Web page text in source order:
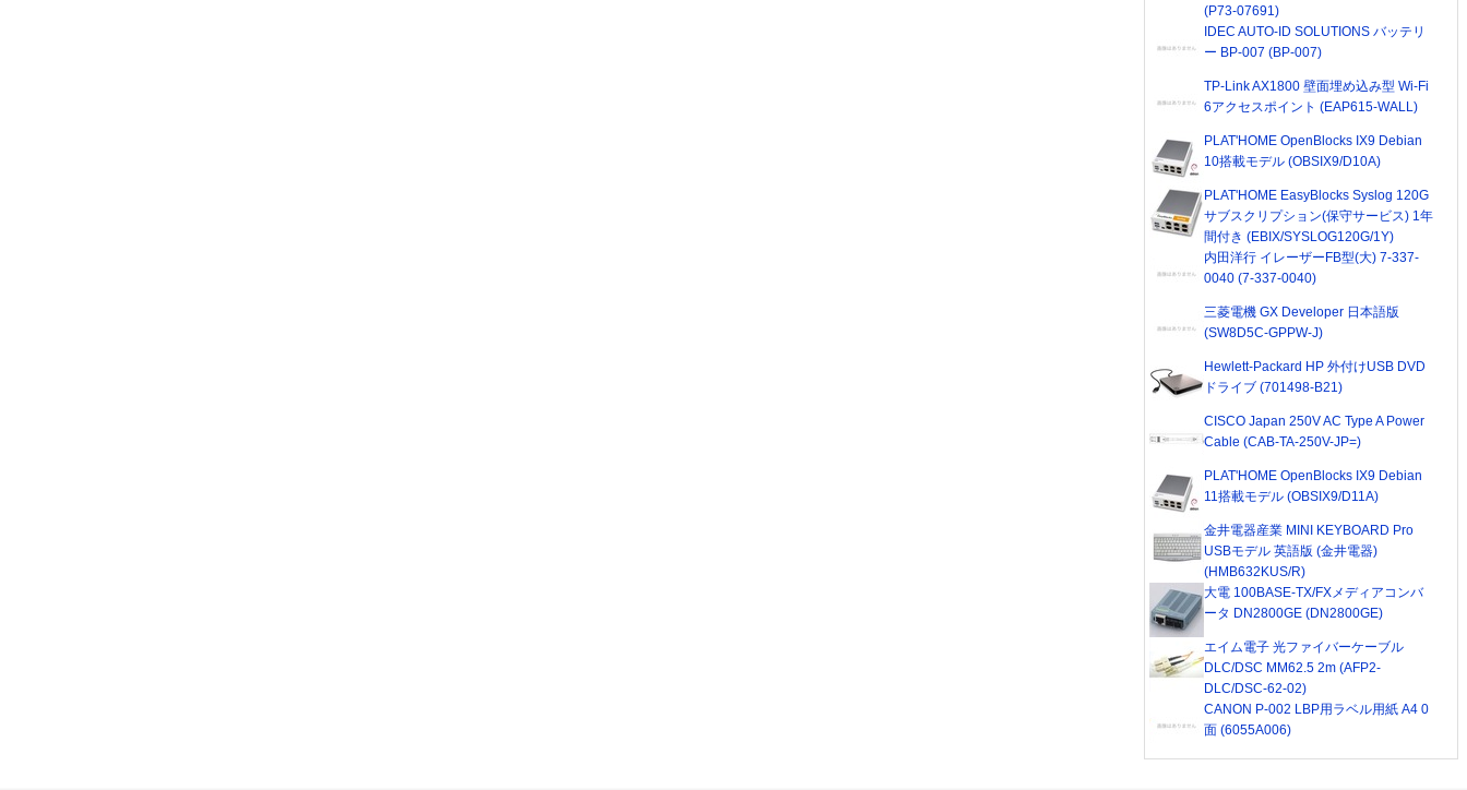
(P73-07691)
IDEC AUTO-ID SOLUTIONS バッテリ
ー BP-007 (BP-007)
TP-Link AX1800 壁面埋め込み型 Wi-Fi
6アクセスポイント (EAP615-WALL)
PLAT'HOME OpenBlocks IX9 Debian
10搭載モデル (OBSIX9/D10A)
PLAT'HOME EasyBlocks Syslog 120G
サブスクリプション(保守サービス) 1年
間付き (EBIX/SYSLOG120G/1Y)
内田洋行 イレーザーFB型(大) 7-337-
0040 (7-337-0040)
三菱電機 GX Developer 日本語版
(SW8D5C-GPPW-J)
Hewlett-Packard HP 外付けUSB DVD
ドライブ (701498-B21)
CISCO Japan 250V AC Type A Power
Cable (CAB-TA-250V-JP=)
PLAT'HOME OpenBlocks IX9 Debian
11搭載モデル (OBSIX9/D11A)
金井電器産業 MINI KEYBOARD Pro
USBモデル 英語版 (金井電器)
(HMB632KUS/R)
大電 100BASE-TX/FXメディアコンバ
ータ DN2800GE (DN2800GE)
エイム電子 光ファイバーケーブル
DLC/DSC MM62.5 2m (AFP2-
DLC/DSC-62-02)
CANON P-002 LBP用ラベル用紙 A4 0
面 (6055A006)